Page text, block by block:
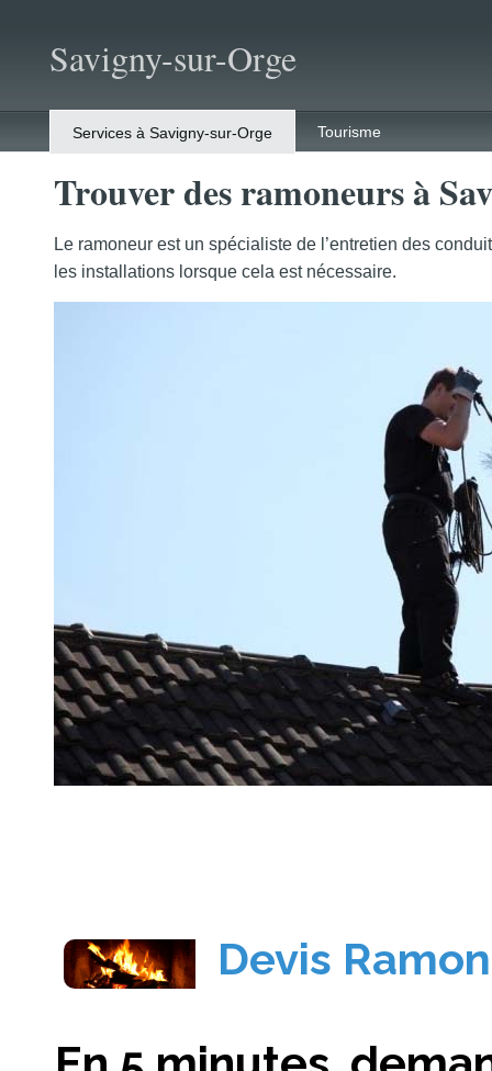
Savigny-sur-Orge
Services à Savigny-sur-Orge Tourisme
Trouver des ramoneurs à
Le ramoneur est un spécialiste de l’entretien des
les installations lorsque cela est nécessaire.